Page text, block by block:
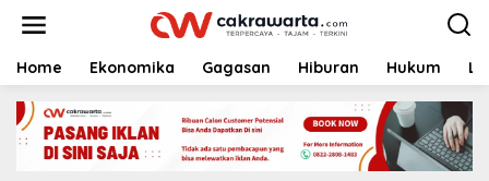
t
Home Ekonomika Gagasan Hiburan Hukum